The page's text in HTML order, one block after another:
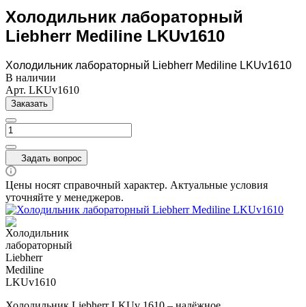
Холодильник лабораторный
Liebherr Mediline LKUv1610
Холодильник лабораторный Liebherr Mediline LKUv1610
В наличии
Арт. LKUv1610
Заказать
Задать вопрос
Цены носят справочный характер. Актуальные условия
уточняйте у менеджеров.